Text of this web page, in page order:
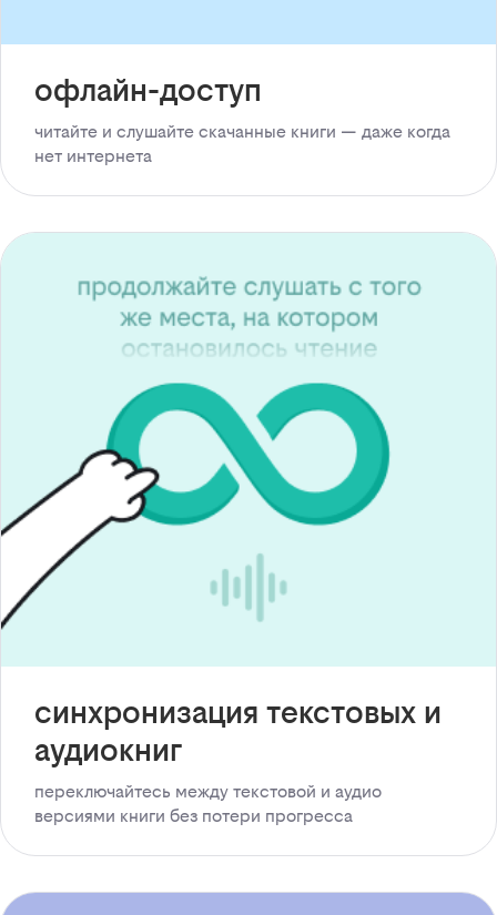
офлайн-доступ
читайте и слушайте скачанные книги — даже когда
нет интернета
синхронизация текстовых и
аудиокниг
переключайтесь между текстовой и аудио
версиями книги без потери прогресса